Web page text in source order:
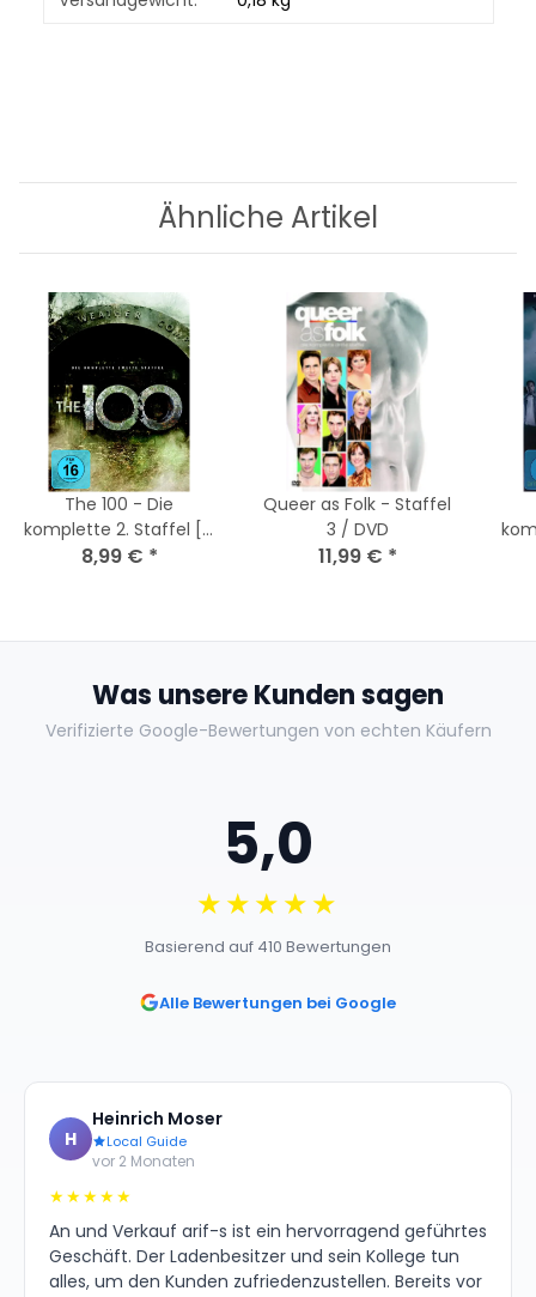
Ähnliche Artikel
The 100 - Die
komplette 2. Staffel [4
DVDs] Top Zustand
8,99 € *
Queer as Folk - Staffel
3 / DVD
11,99 € *
Was unsere Kunden sagen
Verifizierte Google-Bewertungen von echten Käufern
5,0
★★★★★
Basierend auf 410 Bewertungen
Alle Bewertungen bei Google
H
Heinrich Moser
Local Guide
vor 2 Monaten
★★★★★
An und Verkauf arif-s ist ein hervorragend geführtes
Geschäft. Der Ladenbesitzer und sein Kollege tun
alles, um den Kunden zufriedenzustellen. Bereits vor